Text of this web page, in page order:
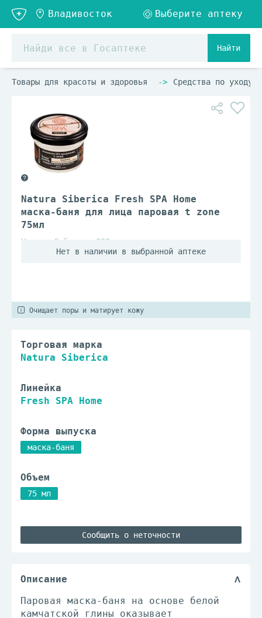
Найти
Товары для красоты и здоровья Средства по уходу
Natura Siberica Fresh SPA Home
маска-баня для лица паровая t zone
75мл
Натура Сиберика ООО
Очищает поры и матирует кожу
Торговая марка
Natura Siberica
Линейка
Fresh SPA Home
Форма выпуска
маска-баня
Объем
75 мл
Сообщить о неточности
Описание
Паровая маска-баня на основе белой
камчатской глины оказывает